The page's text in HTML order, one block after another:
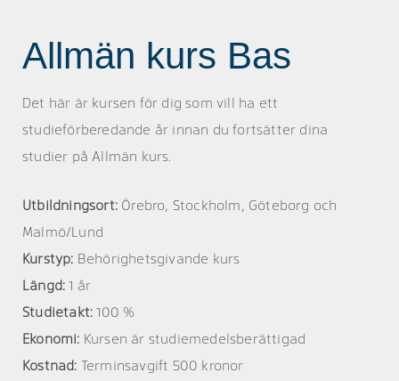
Allmän kurs Bas
Det här är kursen för dig som vill ha ett
studieförberedande år innan du fortsätter dina
studier på Allmän kurs.
Utbildningsort: Örebro, Stockholm, Göteborg och
Malmö/Lund
Kurstyp: Behörighetsgivande kurs
Längd:1 år
Studietakt:100 %
Ekonomi: Kursen är studiemedelsberättigad
Kostnad: Terminsavgift 500 kronor